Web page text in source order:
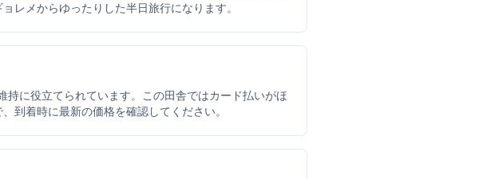
レメからゆったりした半日旅行になります。
に役立てられています。この田舎ではカード払いがほ
到着時に最新の価格を確認してください。